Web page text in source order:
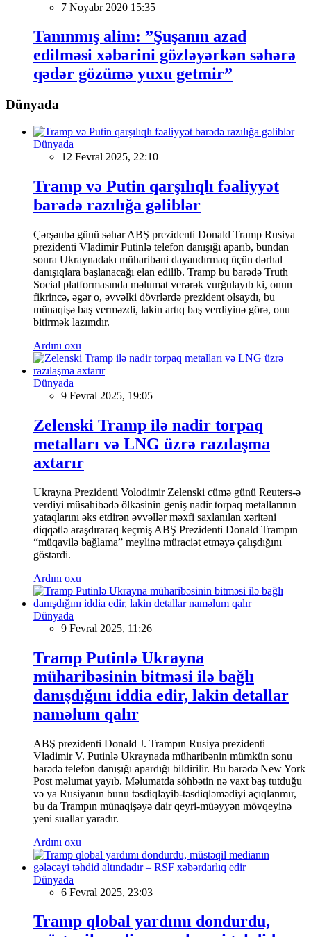
7 Noyabr 2020 15:35
Tanınmış alim: ”Şuşanın azad
edilməsi xəbərini gözləyərkən səhərə
qədər gözümə yuxu getmir”
Dünyada
Dünyada
12 Fevral 2025, 22:10
Tramp və Putin qarşılıqlı fəaliyyət
barədə razılığa gəliblər
Çərşənbə günü səhər ABŞ prezidenti Donald Tramp Rusiya
prezidenti Vladimir Putinlə telefon danışığı aparıb, bundan
sonra Ukraynadakı müharibəni dayandırmaq üçün dərhal
danışıqlara başlanacağı elan edilib. Tramp bu barədə Truth
Social platformasında məlumat verərək vurğulayıb ki, onun
fikrincə, əgər o, əvvəlki dövrlərdə prezident olsaydı, bu
münaqişə baş verməzdi, lakin artıq baş verdiyinə görə, onu
bitirmək lazımdır.
Ardını oxu
Dünyada
9 Fevral 2025, 19:05
Zelenski Tramp ilə nadir torpaq
metalları və LNG üzrə razılaşma
axtarır
Ukrayna Prezidenti Volodimir Zelenski cümə günü Reuters-ə
verdiyi müsahibədə ölkəsinin geniş nadir torpaq metallarının
yataqlarını əks etdirən əvvəllər məxfi saxlanılan xəritəni
diqqətlə araşdıraraq keçmiş ABŞ Prezidenti Donald Trampın
“müqavilə bağlama” meylinə müraciət etməyə çalışdığını
göstərdi.
Ardını oxu
Dünyada
9 Fevral 2025, 11:26
Tramp Putinlə Ukrayna
müharibəsinin bitməsi ilə bağlı
danışdığını iddia edir, lakin detallar
naməlum qalır
ABŞ prezidenti Donald J. Trampın Rusiya prezidenti
Vladimir V. Putinlə Ukraynada müharibənin mümkün sonu
barədə telefon danışığı apardığı bildirilir. Bu barədə New York
Post məlumat yayıb. Məlumatda söhbətin nə vaxt baş tutduğu
və ya Rusiyanın bunu təsdiqləyib-təsdiqləmədiyi açıqlanmır,
bu da Trampın münaqişəyə dair qeyri-müəyyən mövqeyinə
yeni suallar yaradır.
Ardını oxu
Dünyada
6 Fevral 2025, 23:03
Tramp qlobal yardımı dondurdu,